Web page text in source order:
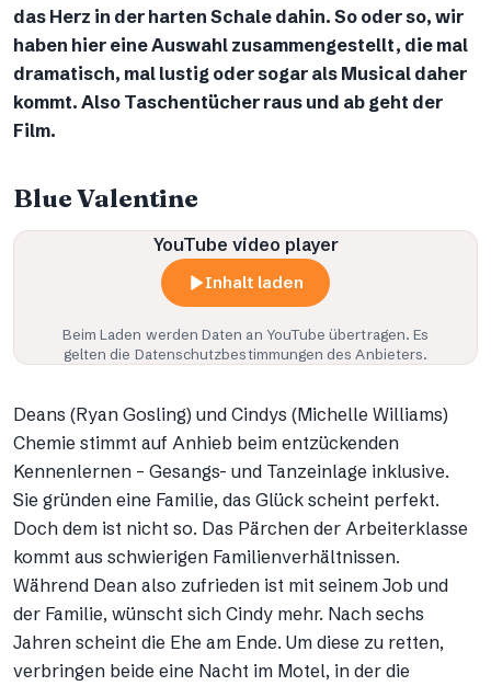
das Herz in der harten Schale dahin. So oder so, wir
haben hier eine Auswahl zusammengestellt, die mal
dramatisch, mal lustig oder sogar als Musical daher
kommt. Also Taschentücher raus und ab geht der
Film.
Blue Valentine
YouTube video player
Inhalt laden
Beim Laden werden Daten an YouTube übertragen. Es
gelten die Datenschutzbestimmungen des Anbieters.
Deans (Ryan Gosling) und Cindys (Michelle Williams)
Chemie stimmt auf Anhieb beim entzückenden
Kennenlernen – Gesangs- und Tanzeinlage inklusive.
Sie gründen eine Familie, das Glück scheint perfekt.
Doch dem ist nicht so. Das Pärchen der Arbeiterklasse
kommt aus schwierigen Familienverhältnissen.
Während Dean also zufrieden ist mit seinem Job und
der Familie, wünscht sich Cindy mehr. Nach sechs
Jahren scheint die Ehe am Ende. Um diese zu retten,
verbringen beide eine Nacht im Motel, in der die